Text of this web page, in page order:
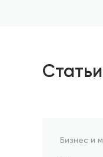
Бизнес и